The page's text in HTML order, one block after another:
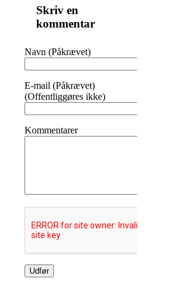
Skriv en
kommentar
Navn (Påkrævet)
E-mail (Påkrævet)
(Offentliggøres ikke)
Kommentarer